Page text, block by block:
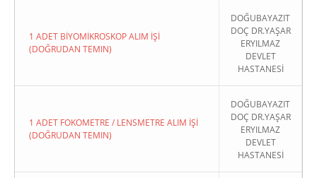
1 ADET BİYOMİKROSKOP ALIM İŞİ
(DOĞRUDAN TEMIN)
DOĞUBAYAZIT
DOÇ DR.YAŞAR
ERYILMAZ
DEVLET
HASTANESİ
1 ADET FOKOMETRE / LENSMETRE ALIM İŞİ
(DOĞRUDAN TEMIN)
DOĞUBAYAZIT
DOÇ DR.YAŞAR
ERYILMAZ
DEVLET
HASTANESİ